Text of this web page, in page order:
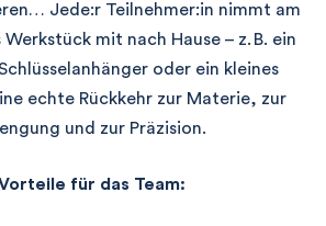
Jede:r Teilnehmer:in nimmt am
Werkstück mit nach Hause – z. B. ein
oder ein kleines
echte Rückkehr zur Materie, zur
und zur Präzision.
für das Team: